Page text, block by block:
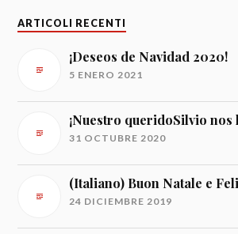
ARTICOLI RECENTI
¡Deseos de Navidad 2020!
5 ENERO 2021
¡Nuestro queridoSilvio nos
31 OCTUBRE 2020
(Italiano) Buon Natale e
24 DICIEMBRE 2019